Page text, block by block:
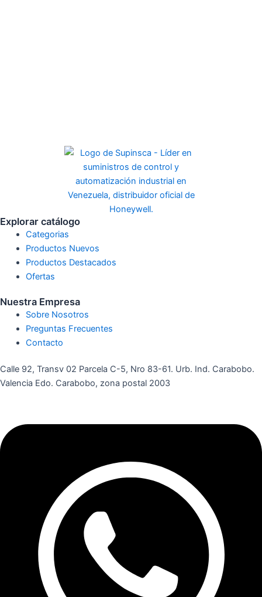
Explorar catálogo
Categorias
Productos Nuevos
Productos Destacados
Ofertas
Nuestra Empresa
Sobre Nosotros
Preguntas Frecuentes
Contacto
Calle 92, Transv 02 Parcela C-5, Nro 83-61. Urb. Ind. Carabobo.
Valencia Edo. Carabobo, zona postal 2003